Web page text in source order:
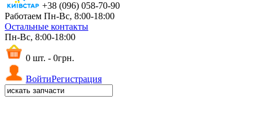
+38 (096) 058-70-90
Работаем Пн-Вс, 8:00-18:00
Остальные контакты
Пн-Вс, 8:00-18:00
0 шт. - 0грн.
ВойтиРегистрация